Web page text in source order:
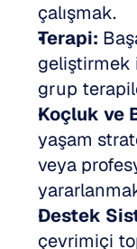
çalışmak.
Terapi:
geliştirmek
grup
Koçluk ve
yaşam
veya
Destek
çevrimiçi